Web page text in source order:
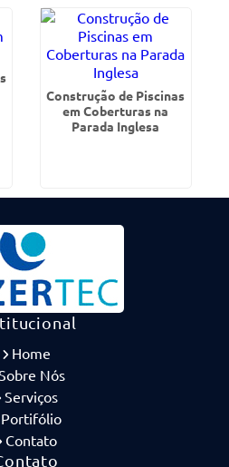
Construção de Piscinas
em Coberturas na
Parada Inglesa
Home
Nós
Serviços
Portifólio
Contato